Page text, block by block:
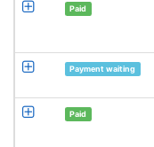
Paid
Payment waiting
Paid